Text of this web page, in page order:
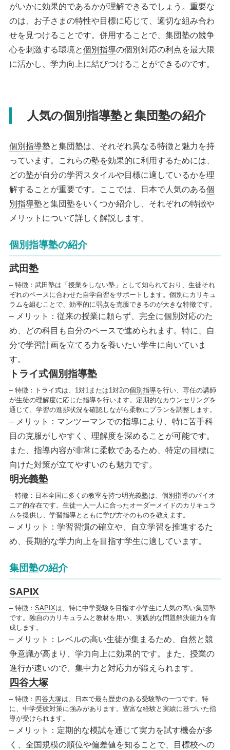
がいかに効果的であるかが理解できるでしょう。重要な
のは、お子さまの特性や目標に応じて、適切な組み合わ
せを見つけることです。併用することで、集団塾の競争
心を刺激する環境と個別指導の個別対応の利点を最大限
に活かし、学力向上に結びつけることができるのです。
人気の個別指導塾と集団塾の紹介
個別指導塾と集団塾は、それぞれ異なる特徴と魅力を持
っています。これらの塾を効果的に利用するためには、
どの塾が自分の学習スタイルや目標に適しているかを理
解することが重要です。ここでは、日本で人気のある個
別指導塾と集団塾をいくつか紹介し、それぞれの特徴や
メリットについて詳しく解説します。
個別指導塾の紹介
武田塾
– 特徴：武田塾は「授業をしない塾」として知られており、生徒それ
ぞれのペースに合わせた自学自習をサポートします。個別にカリキュ
ラムを組むことで、効率的に弱点を克服できるのが大きな特徴です。
– メリット：従来の授業に頼らず、完全に個別対応のた
め、どの科目も自分のペースで進められます。特に、自
分で学習計画を立てる力を養いたい学生に向いていま
す。
トライ式個別指導塾
– 特徴：トライ式は、1対1または1対2の個別指導を行い、専任の講師
が生徒の理解度に応じた指導を行います。定期的なカウンセリングを
通じて、学習の進捗状況を確認しながら柔軟にプランを調整します。
– メリット：マンツーマンでの指導により、特に苦手科
目の克服がしやすく、理解度を深めることが可能です。
また、指導内容が非常に柔軟であるため、特定の目標に
向けた対策が立てやすいのも魅力です。
明光義塾
– 特徴：日本全国に多くの教室を持つ明光義塾は、 個別指導のパイオ
ニア的存在です。生徒一人一人に合ったオーダーメイドのカリキュラ
ムを提供し、学習指導とともに学び方そのものを教えます。
– メリット：学習習慣の確立や、自立学習を推進するた
め、長期的な学力向上を目指す学生に適しています。
集団塾の紹介
SAPIX
– 特徴： SAPIXは、特に中学受験を目指す小学生に人気の高い集団塾
です。独自のカリキュラムと教材を用い、実践的な問題解決能力を育
成します。
– メリット：レベルの高い生徒が集まるため、自然と競
争意識が高まり、学力向上に効果的です。また、授業の
進行が速いので、集中力と対応力が鍛えられます。
四谷大塚
– 特徴： 四谷大塚は、日本で最も歴史のある受験塾の一つです。特
に、中学受験対策に強みがあります。豊富な経験と実績に基づいた指
導が受けられます。
– メリット：定期的な模試を通じて実力を試す機会が多
く、全国規模の順位や偏差値を知ることで、目標校への